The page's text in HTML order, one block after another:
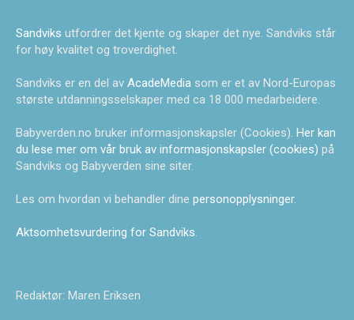
Sandviks utfordrer det kjente og skaper det nye. Sandviks står
for høy kvalitet og troverdighet.
Sandviks er en del av AcadeMedia som er et av Nord-Europas
største utdanningsselskaper med ca 18 000 medarbeidere.
Babyverden.no bruker informasjonskapsler (Cookies). Her kan
du lese mer om vår bruk av informasjonskapsler (cookies) på
Sandviks og Babyverden sine siter.
Les om hvordan vi behandler dine personopplysninger.
Aktsomhetsvurdering for Sandviks.
Redaktør: Maren Eriksen